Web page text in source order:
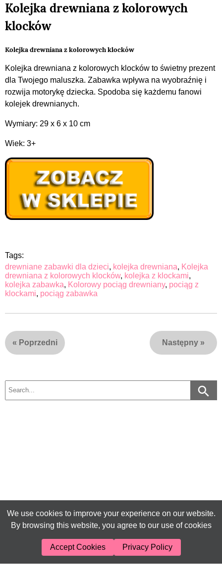
Kolejka drewniana z kolorowych
klocków
Kolejka drewniana z kolorowych klocków
Kolejka drewniana z kolorowych klocków to świetny prezent
dla Twojego maluszka. Zabawka wpływa na wyobraźnię i
rozwija motorykę dziecka. Spodoba się każdemu fanowi
kolejek drewnianych.
Wymiary: 29 x 6 x 10 cm
Wiek: 3+
Tags:
drewniane zabawki dla dzieci, kolejka drewniana, Kolejka
drewniana z kolorowych klocków, kolejka z klockami,
kolejka zabawka, Kolorowy pociąg drewniany, pociąg z
klockami, pociąg zabawka
« Poprzedni Następny »
We use cookies to improve your experience on our website.
By browsing this website, you agree to our use of cookies
Accept Cookies Privacy Policy